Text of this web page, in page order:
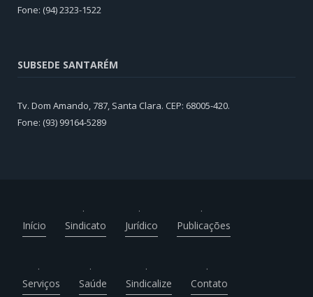
Fone: (94) 2323-1522
SUBSEDE SANTARÉM
Tv. Dom Amando, 787, Santa Clara. CEP: 68005-420.
Fone: (93) 99164-5289
Início Sindicato Jurídico Publicações
Serviços Saúde Sindicalize Contato